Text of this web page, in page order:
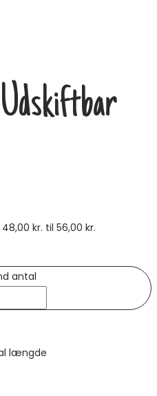
kr. til 56,00 kr.
antal
længde